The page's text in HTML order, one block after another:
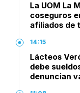
La UOM La
coseguros
afiliados de
14:15
Lácteos
debe
denuncian